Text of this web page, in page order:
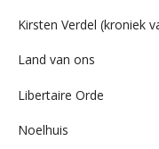
Kirsten Verdel (kroniek
Land van ons
Libertaire Orde
Noelhuis